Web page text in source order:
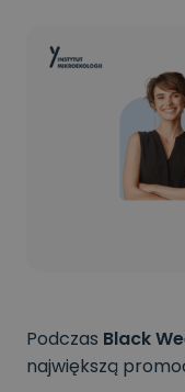
Podczas Black
największą